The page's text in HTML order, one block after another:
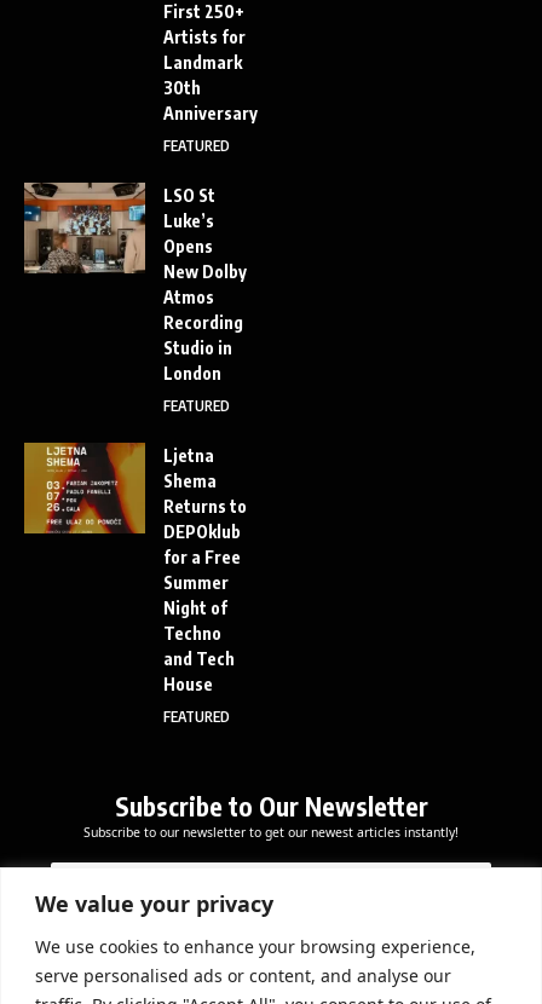
We value your privacy
We use cookies to enhance your browsing experience,
serve personalised ads or content, and analyse our
First 250+
Artists for
Landmark
30th
Anniversary
FEATURED
LSO St
Luke’s
Opens
New Dolby
Atmos
Recording
Studio in
London
FEATURED
Ljetna
Shema
Returns to
DEPOklub
for a Free
Summer
Night of
Techno
and Tech
House
FEATURED
Subscribe to Our Newsletter
Subscribe to our newsletter to get our newest articles instantly!
a
l
E
a
l
E
m
a
i
*
Subscribe Now